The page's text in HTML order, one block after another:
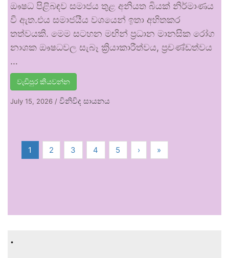
ඖෂධ පිළිබඳව සමාජය තුළ අනියත බියක් නිර්මාණය
වී ඇත.එය සමාජයීය වශයෙන් ඉතා අහිතකර
තත්වයකි. මෙම සටහන මඟින් ප්‍රධාන මානසික රෝග
නාශක ඖෂධවල සැබෑ ක්‍රියාකාරීත්වය, ප්‍රචණ්ඩත්වය
…
වැඩිපුර කියවන්න
July 15, 2026 / විනිවිද සායනය
1 2 3 4 5 › »
.